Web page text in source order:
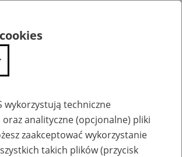
wykorzystują techniczne
oraz analityczne (opcjonalne) pliki
zaakceptować wykorzystanie
takich plików (przycisk